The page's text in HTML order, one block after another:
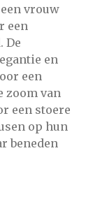
vrouw
een
De
en
een
zoom van
een stoere
op hun
beneden